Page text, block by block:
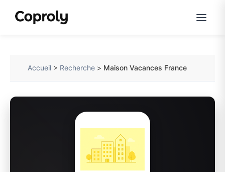
Accueil > Recherche > Maison Vacances France